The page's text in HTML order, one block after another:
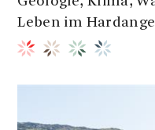
Leben im